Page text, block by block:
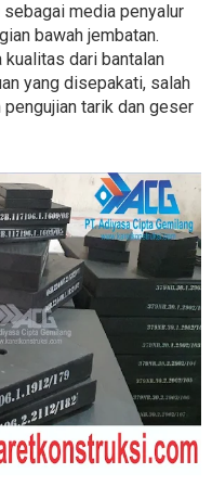
media penyalur
bawah jembatan.
dari bantalan
yang disepakati, salah
tarik dan geser